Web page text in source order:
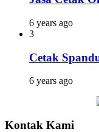
6 years ago
3
Cetak
6 years ago
Kontak Kami